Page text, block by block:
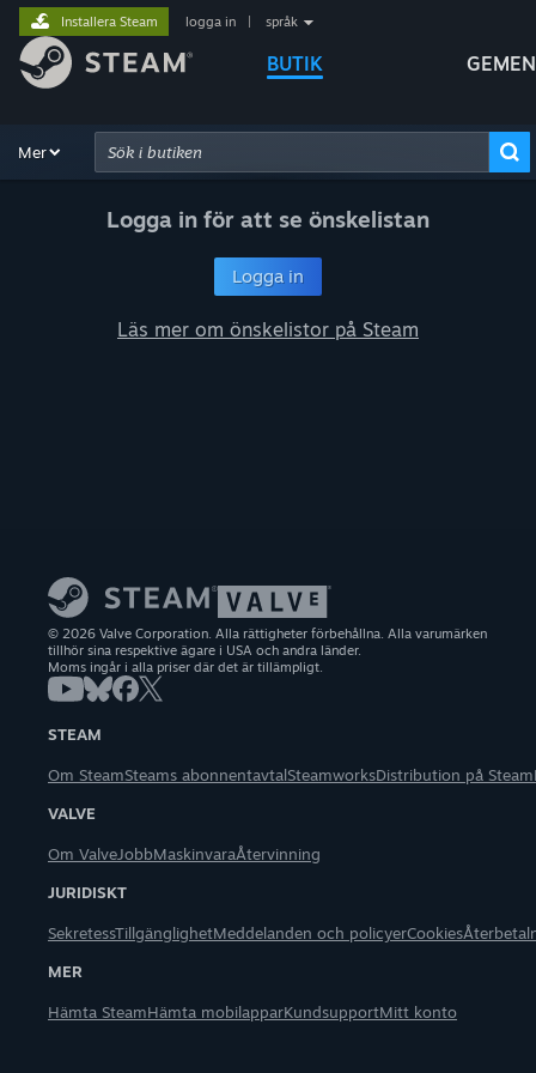
BUTIK
Installera Steam logga in språk
Bläddra Rekommendationer
Mer
Avancerad sökning
Logga in för att se önskelistan
Logga in
Läs mer om önskelistor på Steam
© 2026 Valve Corporation. Alla rättigheter förbehållna. Alla varumärken
tillhör sina respektive ägare i USA och andra länder.
Moms ingår i alla priser där det är tillämpligt.
STEAM
Om SteamSteams abonnentavtalSteamworksDistribution på Steam
VALVE
Om ValveJobbMaskinvaraÅtervinning
JURIDISKT
SekretessTillgänglighetMeddelanden och policyerCookies
MER
Hämta SteamHämta mobilapparKundsupportMitt konto